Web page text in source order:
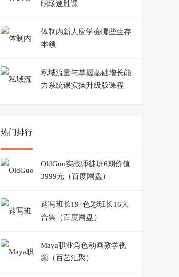
职场速胜课
体制内新人应学会哪些生存
本领
私域流量与掌握基础增长能
力系统课实操升级版课程
热门排行
OldGuo实战师徒班6期价值
3999元（百度网盘）
速写班长19+色彩班长16大
合集（百度网盘）
Maya职业角色动画教学视
频（百艺汇聚）